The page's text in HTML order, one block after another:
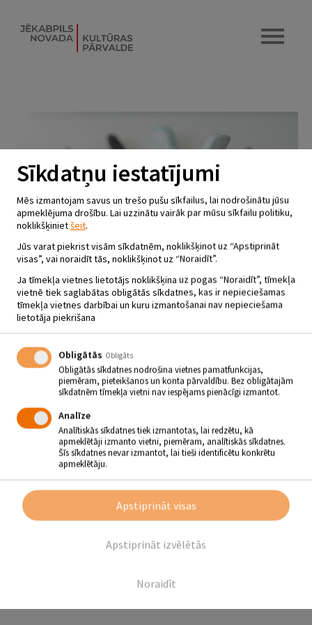
BĒRNU ZĪMĒJUMU KONKURSS
“DZEJNIEKA DZEJOLIS,
ZĪMĒJUMS – MANS”
01.10 - 20.10
No 1. līdz 20. oktobrim Jēkabpils pilsētas bibliotēkas
Bērnu un jauniešu apkalpošanas nodaļa Pormaļa ielā 11
aicina bērnus piedalīties zīmējumu konkursā “Dzejnieka
dzejolis, zīmējums – mans”.
Zīmējumu konkursu veltām bērnu dzejniekam Uldim Auseklim, kurš
30. oktobrī svinēs 80. dzimšanas dienu. No dzejoļa uz dzejoli
dzejnieku pavada runcis Francis, kas palīdz aprakstīt norises dabā,
dzīvnieku un cilvēku dzīves situācijās. Dzejoļi ir tik dažādi – asprātīgi
6 līdz 9-gadīgiem zīmētājiem.
Sīkdatņu iestatījumi
Mēs izmantojam savus un trešo pušu sīkfailus, lai nodrošinātu jūsu
apmeklējuma drošību. Lai uzzinātu vairāk par mūsu sīkfailu politiku,
noklikšķinietšeit.
Jūs varat piekrist visām sīkdatnēm, noklikšķinot uz “Apstiprināt
visas”, vai noraidīt tās, noklikšķinot uz “Noraidīt”.
Ja tīmekļa vietnes lietotājs noklikšķina uz pogas “Noraidīt”, tīmekļa
vietnē tiek saglabātas obligātās sīkdatnes, kas ir nepieciešamas
tīmekļa vietnes darbībai un kuru izmantošanai nav nepieciešama
lietotāja piekrišana
Obligātās Obligāts
Obligātās sīkdatnes nodrošina vietnes pamatfunkcijas,
piemēram, pieteikšanos un konta pārvaldību. Bez obligātajām
sīkdatnēm tīmekļa vietni nav iespējams pienācīgi izmantot.
Analīze
Analītiskās sīkdatnes tiek izmantotas, lai redzētu, kā
apmeklētāji izmanto vietni, piemēram, analītiskās sīkdatnes.
Šīs sīkdatnes nevar izmantot, lai tieši identificētu konkrētu
apmeklētāju.
Noraidīt
Apstiprināt izvēlētās
Apstiprināt visas